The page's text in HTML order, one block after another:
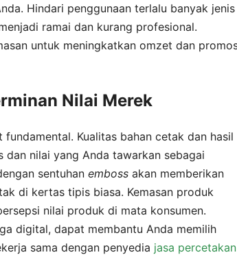
Hindari penggunaan terlalu banyak jenis
ramai dan kurang profesional.
untuk meningkatkan omzet dan
Nilai Merek
Kualitas bahan cetak dan hasil
nilai yang Anda tawarkan sebagai
sentuhan emboss akan memberikan
di kertas tipis biasa. Kemasan produk
nilai produk di mata konsumen.
digital, dapat membantu Anda memilih
sama dengan penyedia jasa percetakan